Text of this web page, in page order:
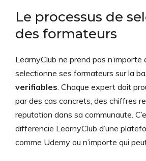
Le processus de
des formateurs
LearnyClub ne prend pas n’importe
selectionne ses formateurs sur la
verifiables . Chaque expert doit
par des cas concrets, des chiffres
reputation dans sa communaute.
differencie LearnyClub d’une
comme Udemy ou n’importe qui